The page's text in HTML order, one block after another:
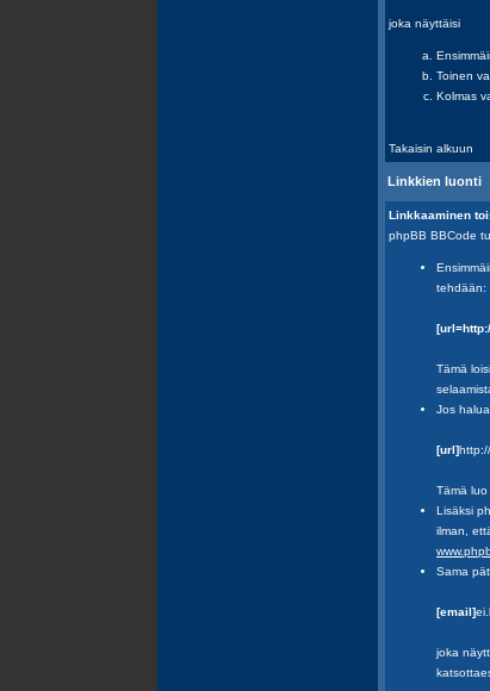
joka näyttäisi
Toinen
Kolmas
Takaisin alkuun
Linkkien luonti
Linkkaaminen
phpBB BBCode
tehdään:
Tämä
Jos
[url]
Tämä
Lisäksi
ilman,
Sama
[email]
joka